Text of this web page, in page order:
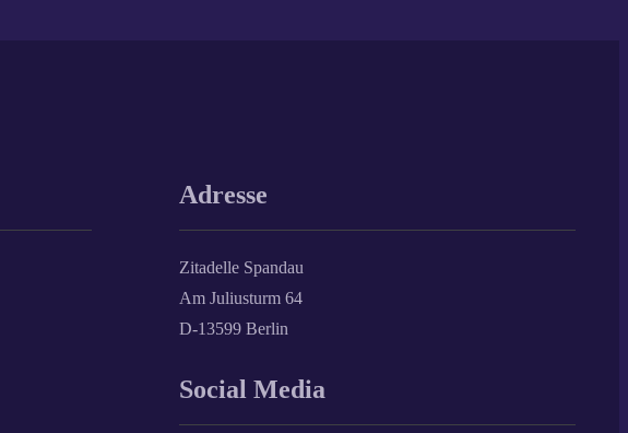
Adresse
Zitadelle Spandau
Am Juliusturm 64
D-13599 Berlin
Social Media